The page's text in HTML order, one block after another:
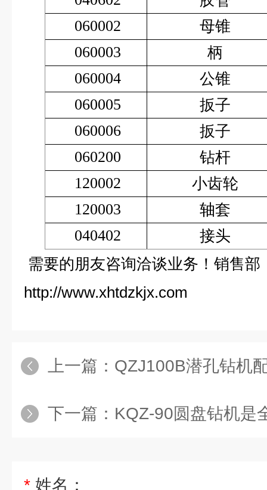
060002 母锥
060003 柄
060004 公锥
060005 扳子
060006 扳子
060200 钻杆
120002 小齿轮
120003 轴套
040402
接头
需要的朋友咨询洽谈业务！销售部
http://www.xhtdzkjx.com
上一篇： QZJ100B潜孔钻机
下一篇： KQZ-90圆盘钻机是全气
* 姓名：